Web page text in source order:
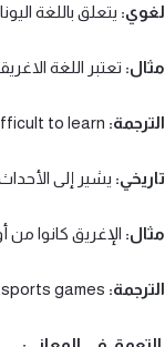
لغوي: يتعلق باللغة
مثال: تعتبر اللغة
الترجمة:
تاريخي: يشير إلى
مثال: الإغريق كانوا من
الترجمة: